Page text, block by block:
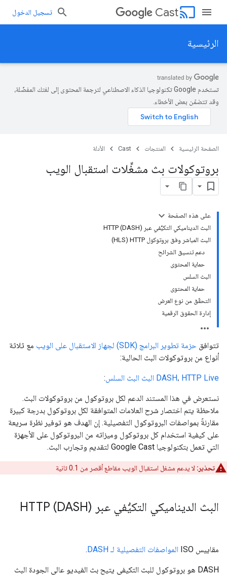
cast
Cast تسجيل الدخول
الرئيسية
تستخدم Google تكنولوجيا الذكاء الاصطناعي لترجمة المحتوى إلى لغتك المفضّلة،
وقد تتضمّن بعض الأخطاء.
الصفحة الرئيسية المنتجات Cast الأدلة
بروتوكولات بث مشغِّلات استقبال الويب
على هذه الصفحة
البث الديناميكي التكيُّفي عبر HTTP (DASH)
البث المباشر وفق بروتوكول HTTP ‏(HLS)
دعم تنسيق الشرائح
حماية المحتوى
البث السلس
حماية المحتوى
التحقّق من نوع العرض
إدارة الحقوق الرقمية
تتوافق حزمة تطوير البرامج (SDK) لجهاز الاستقبال على الويب
مع ثلاثة
أنواع من بروتوكولات البث الحالية:
DASH، HTTP Live البث البث السلس:
نستعرض في هذا المستند الدعم لكل بروتوكول من بروتوكولات البث.
ملاحظة يتم اختصار شرح العلامات المتوافقة لكل بروتوكول بدرجة كبيرة
مقارنةً بمواصفات البروتوكول التفصيلية. إن الهدف هو توفير نظرة سريعة
على كيفية استخدام كل بروتوكول وميزاته من البروتوكول على الأجهزة
التي تعمل بتكنولوجيا Google Cast لتقديم وتجارب البث.
تحذير: لا يدعم مشغل استقبال الويب مقاطع أقصر من 0.1 ثانية
البث الديناميكي التكيُّفي عبر HTTP (DASH)
مقاييس ISO المواصفات التفصيلية لـ DASH .
DASH هو بروتوكول للبث التكيفي يتيح بث الفيديو عالي الجودة البث